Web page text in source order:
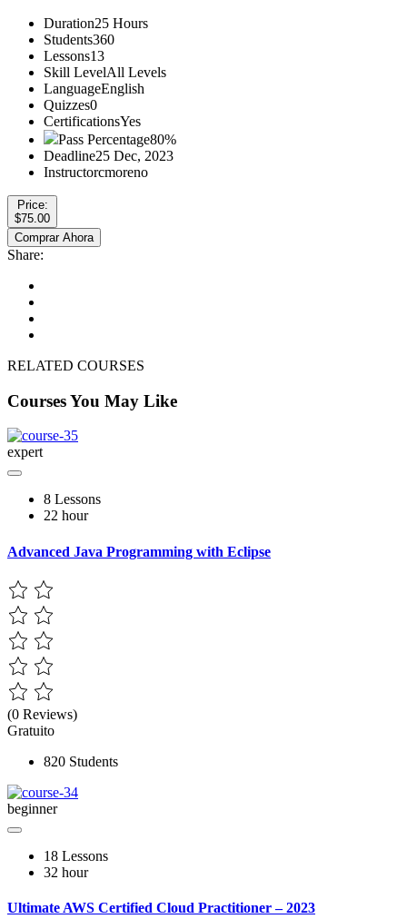
Duration25 Hours
Students360
Lessons13
Skill LevelAll Levels
LanguageEnglish
Quizzes0
CertificationsYes
Pass Percentage80%
Deadline25 Dec, 2023
Instructorcmoreno
Price:
$75.00
Comprar Ahora
Share:
RELATED COURSES
Courses You May Like
expert
8 Lessons
22 hour
Advanced Java Programming with Eclipse
(0 Reviews)
Gratuito
820 Students
beginner
18 Lessons
32 hour
Ultimate AWS Certified Cloud Practitioner – 2023